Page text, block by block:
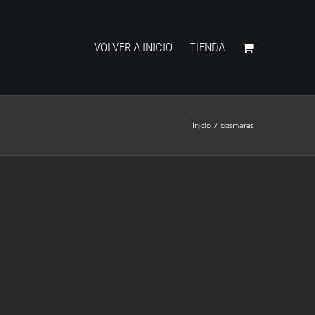
VOLVER A INICIO TIENDA
Inicio / dosmares